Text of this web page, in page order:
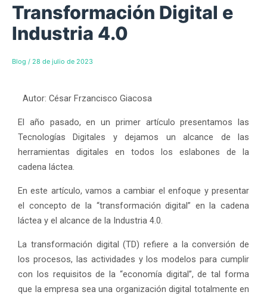
Transformación Digital e
Industria 4.0
Blog / 28 de julio de 2023
Autor: César Frzancisco Giacosa
El año pasado, en un primer artículo presentamos las
Tecnologías Digitales y dejamos un alcance de las
herramientas digitales en todos los eslabones de la
cadena láctea.
En este artículo, vamos a cambiar el enfoque y presentar
el concepto de la “transformación digital” en la cadena
láctea y el alcance de la Industria 4.0.
La transformación digital (TD) refiere a la conversión de
los procesos, las actividades y los modelos para cumplir
con los requisitos de la “economía digital”, de tal forma
que la empresa sea una organización digital totalmente en